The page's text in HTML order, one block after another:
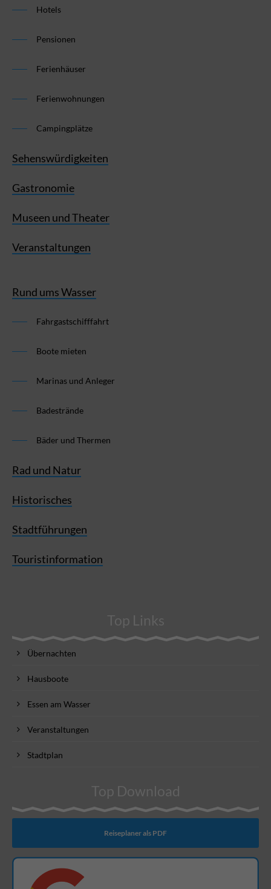
Hotels
Pensionen
Ferienhäuser
Ferienwohnungen
Campingplätze
Sehenswürdigkeiten
Gastronomie
Museen und Theater
Veranstaltungen
Rund ums Wasser
Fahrgastschifffahrt
Boote mieten
Marinas und Anleger
Badestrände
Bäder und Thermen
Rad und Natur
Historisches
Stadtführungen
Touristinformation
Top Links
Übernachten
Hausboote
Essen am Wasser
Veranstaltungen
Stadtplan
Top Download
Reiseplaner als PDF